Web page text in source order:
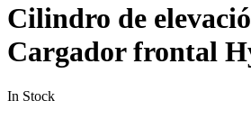
Cilindro de
Cargador frontal
In Stock